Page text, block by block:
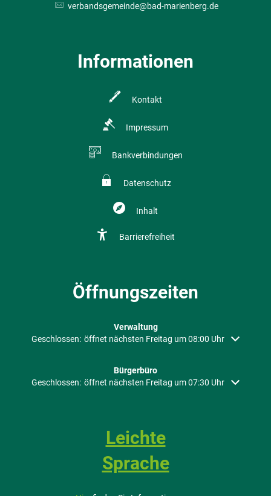
verbandsgemeinde@bad-marienberg.de
Informationen
Kontakt
Impressum
Bankverbindungen
Datenschutz
Inhalt
Barrierefreiheit
Öffnungszeiten
Verwaltung
Klicken, um weitere Öffnungs- oder Schließzeiten auszublenden
Geschlossen: öffnet nächsten Freitag um 08:00 Uhr
Bürgerbüro
Klicken, um weitere Öffnungs- oder Schließzeiten auszublenden
Geschlossen: öffnet nächsten Freitag um 07:30 Uhr
Leichte
Sprache